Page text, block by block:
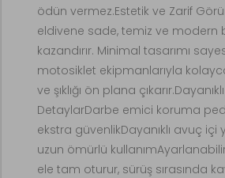
ödün vermez.Estetik ve Zarif
eldivene sade, temiz ve modern
kazandırır. Minimal tasarımı
motosiklet ekipmanlarıyla
ve şıklığı ön plana
DetaylarDarbe emici koruma
ekstra güvenlikDayanıklı avuç içi
uzun ömürlü
ele tam oturur, sürüş sırasında